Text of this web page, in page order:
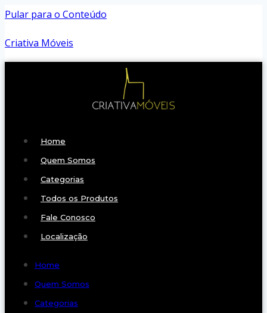
Pular para o Conteúdo
Criativa Móveis
Home
Quem Somos
Categorias
Todos os Produtos
Fale Conosco
Localização
Home
Quem Somos
Categorias